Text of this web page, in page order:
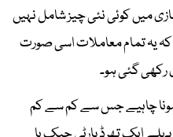
میں کوئی نئی چیز شامل نہیں
یہ تمام معاملات اسی صورت
رکھی گئی ہو۔
ہونا چاہیے جس سے کم سے کم